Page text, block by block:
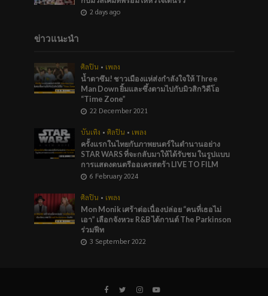
2 days ago
ข่าวแนะนำ
ศิลปิน • เพลง
น้ำตาซึม! ชาวเมืองแห่ส่งกำลังใจให้ Three
Man Down ยิ้มและซึ้งตามไปกับมิวสิกวิดีโอ
“Time Zone”
22 December 2021
บันเทิง • ศิลปิน • เพลง
ครั้งแรกในไทยกับภาพยนตร์ในตำนานอย่าง
STAR WARS ที่จะกลับมาให้ได้รับชม ในรูปแบบ
การแสดงดนตรีออเครสตร้า LIVE TO FILM
6 February 2024
ศิลปิน • เพลง
Mon Monik เศร้าต่อเนื่องปล่อย “คนที่เธอไม่
เอา” เลือกจังหวะ R&B ได้กานต์ The Parkinson
ร่วมฟีท
3 September 2022